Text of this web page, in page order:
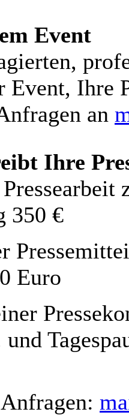
Event
Event, Ihre
an
Ihre
350 €
Euro